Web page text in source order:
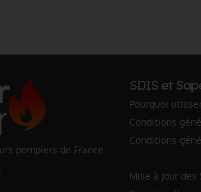
pompiers de France.
SDIS et
Pourquoi
Conditions
Conditions
Mise à jour des